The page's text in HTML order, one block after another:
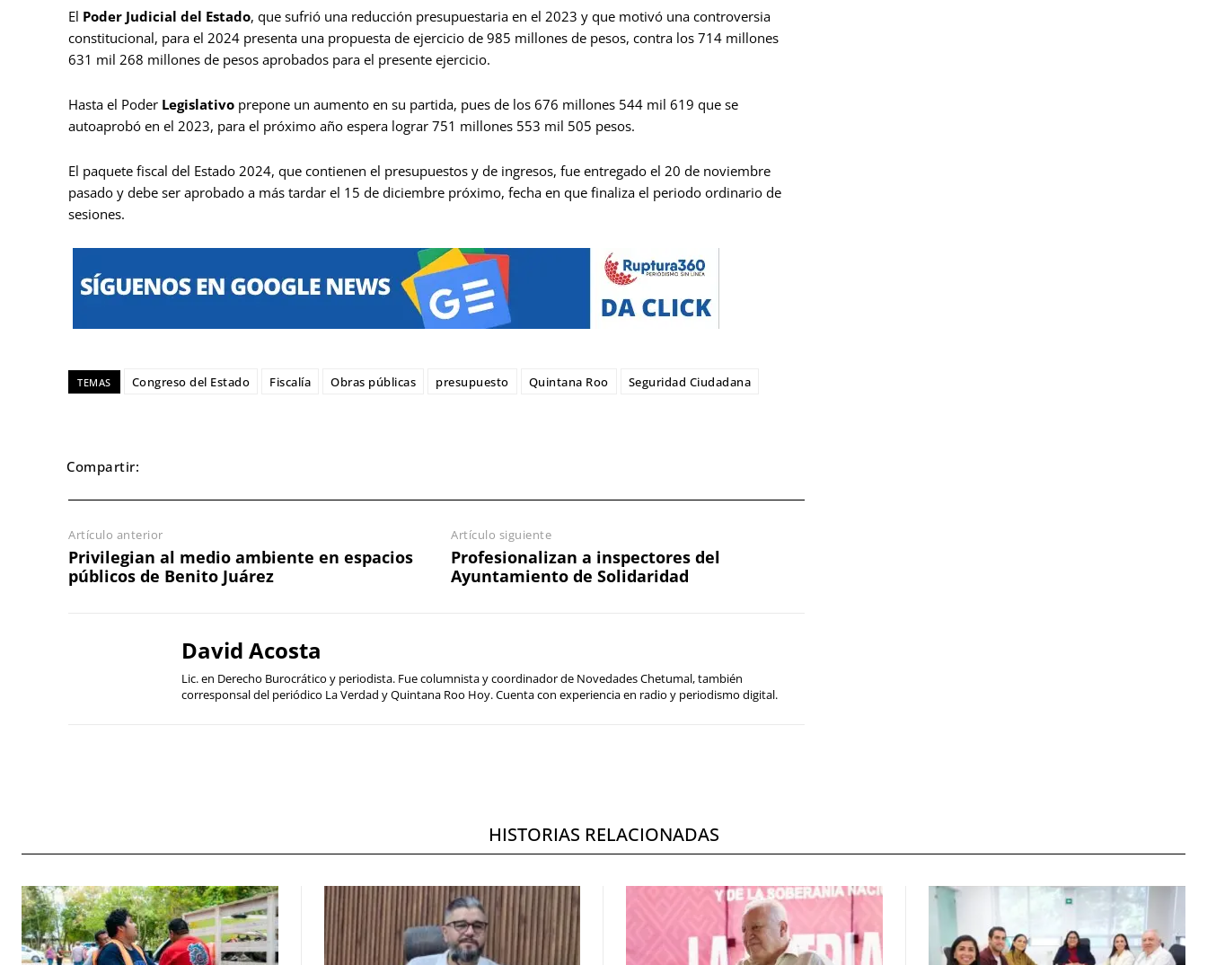
El Poder Judicial del Estado, que sufrió una reducción presupuestaria en el 2023 y que motivó una controversia
constitucional, para el 2024 presenta una propuesta de ejercicio de 985 millones de pesos, contra los 714 millones
631 mil 268 millones de pesos aprobados para el presente ejercicio.
Hasta el Poder Legislativo prepone un aumento en su partida, pues de los 676 millones 544 mil 619 que se
autoaprobó en el 2023, para el próximo año espera lograr 751 millones 553 mil 505 pesos.
El paquete fiscal del Estado 2024, que contienen el presupuestos y de ingresos, fue entregado el 20 de noviembre
pasado y debe ser aprobado a más tardar el 15 de diciembre próximo, fecha en que finaliza el periodo ordinario de
sesiones.
TEMAS Congreso del Estado Fiscalía Obras públicas presupuesto Quintana Roo Seguridad Ciudadana
Compartir:
Artículo anterior
Privilegian al medio ambiente en espacios
públicos de Benito Juárez
Artículo siguiente
Profesionalizan a inspectores del
Ayuntamiento de Solidaridad
David Acosta
Lic. en Derecho Burocrático y periodista. Fue columnista y coordinador de Novedades Chetumal, también
corresponsal del periódico La Verdad y Quintana Roo Hoy. Cuenta con experiencia en radio y periodismo digital.
HISTORIAS RELACIONADAS